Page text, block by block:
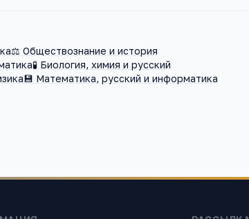
⚖️ Обществознание и история
🧪 Биология, химия и русский
💾 Математика, русский и информатика